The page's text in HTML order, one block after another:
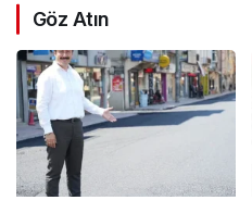
Göz Atın